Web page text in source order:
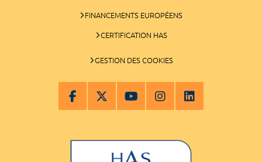
FINANCEMENTS EUROPÉENS
CERTIFICATION HAS
GESTION DES COOKIES